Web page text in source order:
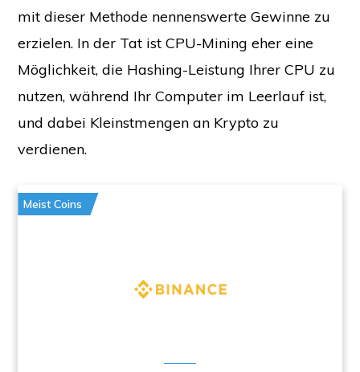
mit dieser Methode nennenswerte Gewinne zu
erzielen. In der Tat ist CPU-Mining eher eine
Möglichkeit, die Hashing-Leistung Ihrer CPU zu
nutzen, während Ihr Computer im Leerlauf ist,
und dabei Kleinstmengen an Krypto zu
verdienen.
Meist Coins